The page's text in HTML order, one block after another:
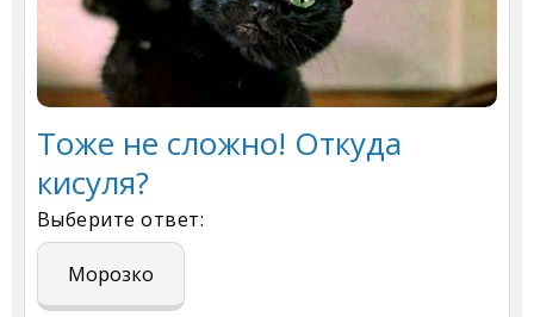
Тоже не сложно! Откуда
кисуля?
Выберите ответ:
Морозко